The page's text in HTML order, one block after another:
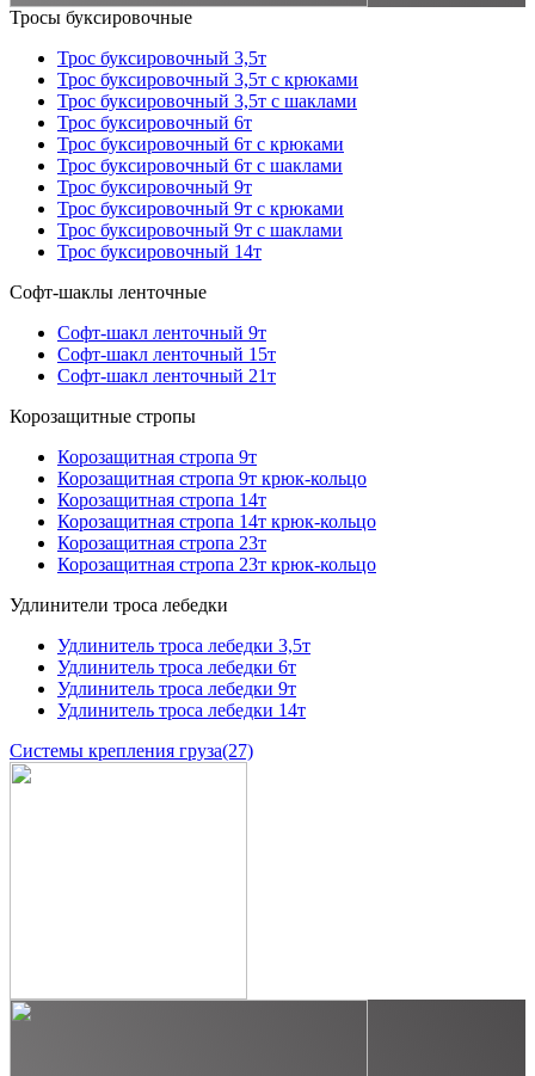
Тросы буксировочные
Трос буксировочный 3,5т
Трос буксировочный 3,5т с крюками
Трос буксировочный 3,5т с шаклами
Трос буксировочный 6т
Трос буксировочный 6т с крюками
Трос буксировочный 6т с шаклами
Трос буксировочный 9т
Трос буксировочный 9т с крюками
Трос буксировочный 9т с шаклами
Трос буксировочный 14т
Софт-шаклы ленточные
Софт-шакл ленточный 9т
Софт-шакл ленточный 15т
Софт-шакл ленточный 21т
Корозащитные стропы
Корозащитная стропа 9т
Корозащитная стропа 9т крюк-кольцо
Корозащитная стропа 14т
Корозащитная стропа 14т крюк-кольцо
Корозащитная стропа 23т
Корозащитная стропа 23т крюк-кольцо
Удлинители троса лебедки
Удлинитель троса лебедки 3,5т
Удлинитель троса лебедки 6т
Удлинитель троса лебедки 9т
Удлинитель троса лебедки 14т
Системы крепления груза(27)